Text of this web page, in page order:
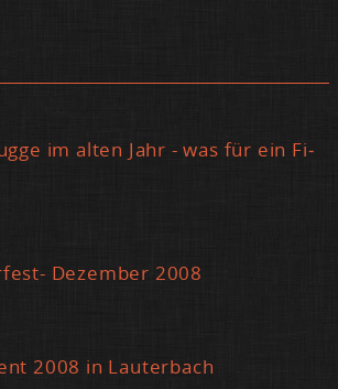
im al­ten Jahr - was für ein Fi­
De­zem­ber 2008
2008 in Lau­ter­bach